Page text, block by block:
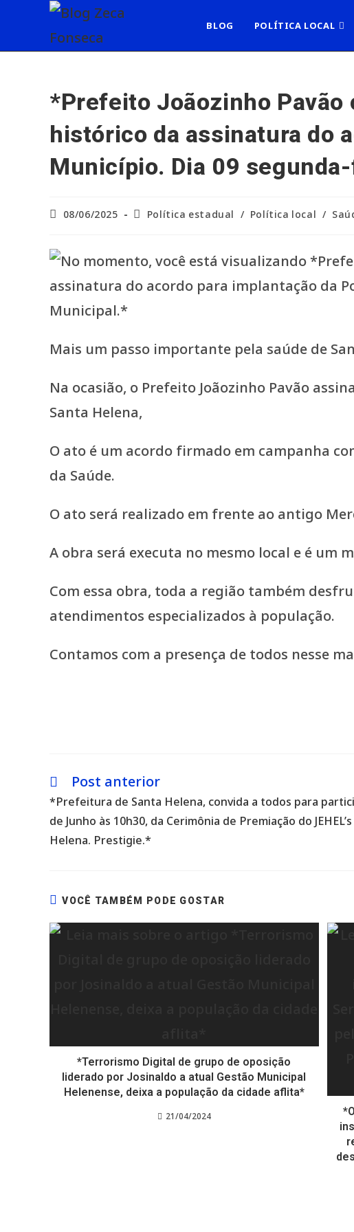
BLOG POLÍTICA LOCAL
*Prefeito Joãozinho Pavão
histórico da assinatura do
Município. Dia 09
Post08/06/2025
Categoria
Política estadual / Política local /
Mais um passo importante pela saúde de
Na ocasião, o Prefeito Joãozinho Pavão
Santa Helena,
O ato é um acordo firmado em campanha
da Saúde.
O ato será realizado em frente ao antigo
A obra será executa no mesmo local e é
Com essa obra, toda a região também
atendimentos especializados à população.
Contamos com a presença de todos nesse
Leia
artigos
Post anterior
*Prefeitura de Santa Helena, convida a todos para
de Junho às 10h30, da Cerimônia de Premiação do
Helena. Prestigie.*
VOCÊ TAMBÉM PODE GOSTAR
*Terrorismo Digital de grupo de oposição
liderado por Josinaldo a atual Gestão Municipal
Helenense, deixa a população da cidade aflita*
21/04/2024